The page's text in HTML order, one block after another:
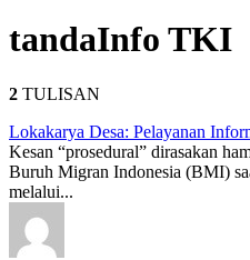
tandaInfo TKI
2 TULISAN
Lokakarya Desa: Pelayanan
Kesan “prosedural” dirasakan
Buruh Migran Indonesia (BMI)
melalui...